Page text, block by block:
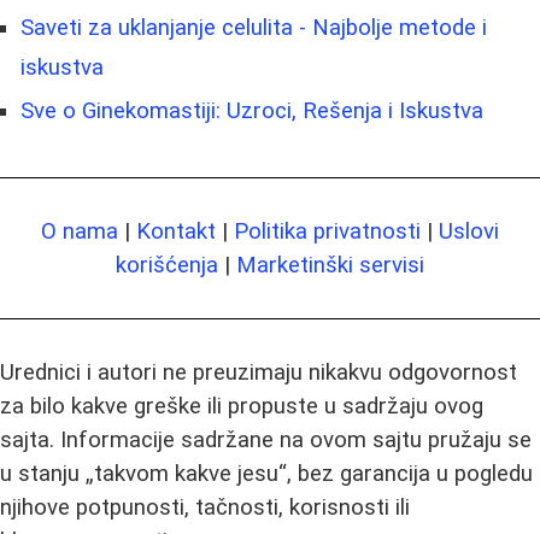
Saveti za uklanjanje celulita - Najbolje metode i
iskustva
Sve o Ginekomastiji: Uzroci, Rešenja i Iskustva
O nama | Kontakt | Politika privatnosti | Uslovi
korišćenja | Marketinški servisi
Urednici i autori ne preuzimaju nikakvu odgovornost
za bilo kakve greške ili propuste u sadržaju ovog
sajta. Informacije sadržane na ovom sajtu pružaju se
u stanju „takvom kakve jesu“, bez garancija u pogledu
njihove potpunosti, tačnosti, korisnosti ili